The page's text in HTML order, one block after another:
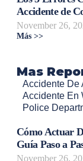
Accidente de
November 26,
Más >>
Mas
Accidente De
Accidente En
Police
Cómo Actuar
Guía Paso a
November 26,